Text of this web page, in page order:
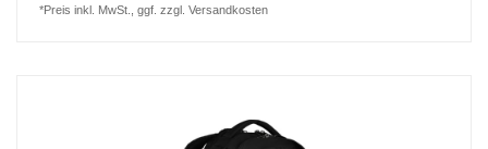
*Preis inkl. MwSt., ggf. zzgl. Versandkosten